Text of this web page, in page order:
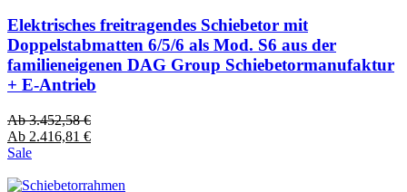
Elektrisches freitragendes Schiebetor mit
Doppelstabmatten 6/5/6 als Mod. S6 aus der
familieneigenen DAG Group Schiebetormanufaktur
+ E-Antrieb
Ab3.452,58€
Ab 2.416,81 €
Sale